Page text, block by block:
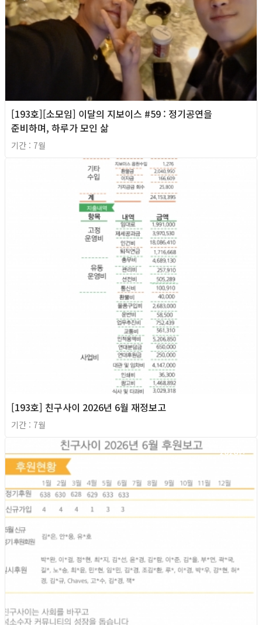
[193호][소모임] 이달의 지보이스 #59 : 정기공연을
준비하며, 하루가 모인 삶
기간 : 7월
[193호] 친구사이 2026년 6월 재정보고
기간 : 7월
2026년